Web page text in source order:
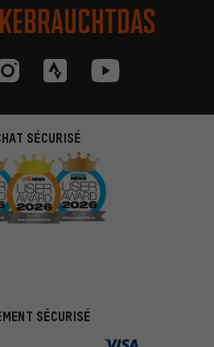
SÉCURISÉ
SÉCURISÉ